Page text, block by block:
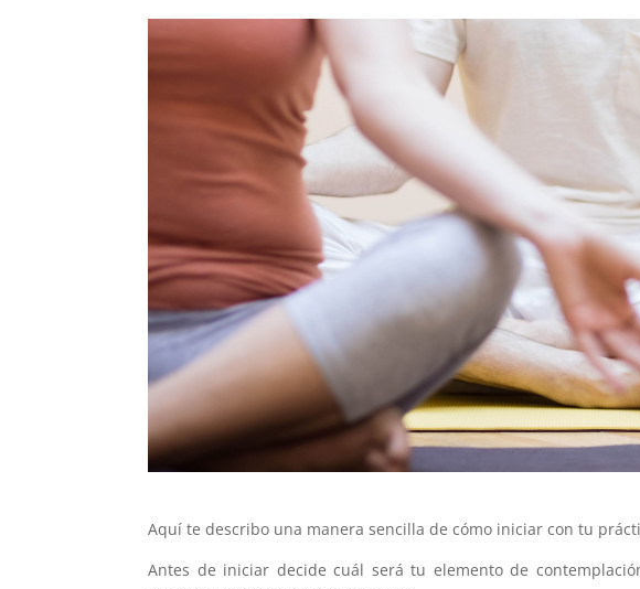
Aquí te describo una manera sencilla de cómo iniciar con tu
Antes de iniciar decide cuál será tu elemento de